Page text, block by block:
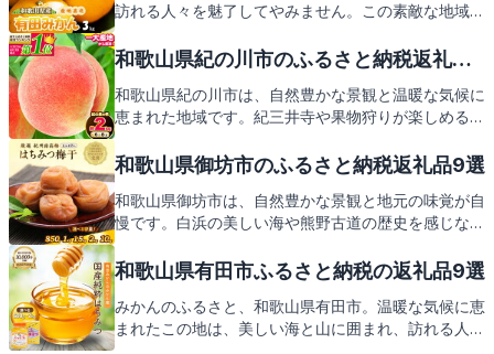
訪れる人々を魅了してやみません。この素敵な地域の
の心温まるおもてなしをご自宅でお楽しみいただける
和歌山県紀の川市のふるさと納税返礼品9
選
和歌山県紀の川市は、自然豊かな景観と温暖な気候に
恵まれた地域です。紀三井寺や果物狩りが楽しめる農
た、新鮮な海の幸や和歌山ラーメンなど、地元ならで
魅力をお届けする紀の川市のふるさと納税の返礼品に
もご期待ください。
和歌山県御坊市のふるさと納税返礼品9選
和歌山県御坊市は、自然豊かな景観と地元の味覚が自
慢です。白浜の美しい海や熊野古道の歴史を感じなが
坊市の魅力をお届けする返礼品にもご期待ください。
和歌山県有田市ふるさと納税の返礼品9選
みかんのふるさと、和歌山県有田市。温暖な気候に恵
まれたこの地は、美しい海と山に囲まれ、訪れる人々